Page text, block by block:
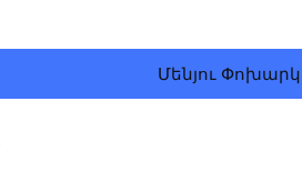
Մենյու